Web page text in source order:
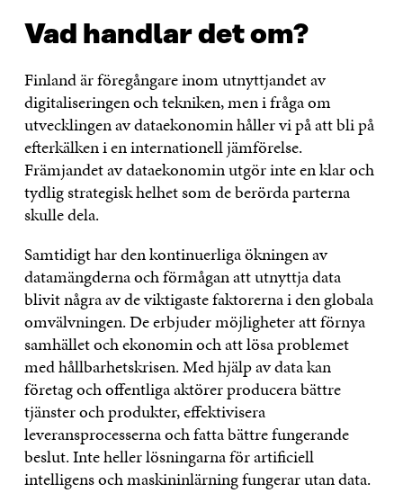
Vad handlar det om?
Finland är föregångare inom utnyttjandet av
digitaliseringen och tekniken, men i fråga om
utvecklingen av dataekonomin håller vi på att bli på
efterkälken i en internationell jämförelse.
Främjandet av dataekonomin utgör inte en klar och
tydlig strategisk helhet som de berörda parterna
skulle dela.
Samtidigt har den kontinuerliga ökningen av
datamängderna och förmågan att utnyttja data
blivit några av de viktigaste faktorerna i den globala
omvälvningen. De erbjuder möjligheter att förnya
samhället och ekonomin och att lösa problemet
med hållbarhetskrisen. Med hjälp av data kan
företag och offentliga aktörer producera bättre
tjänster och produkter, effektivisera
leveransprocesserna och fatta bättre fungerande
beslut. Inte heller lösningarna för artificiell
intelligens och maskininlärning fungerar utan data.